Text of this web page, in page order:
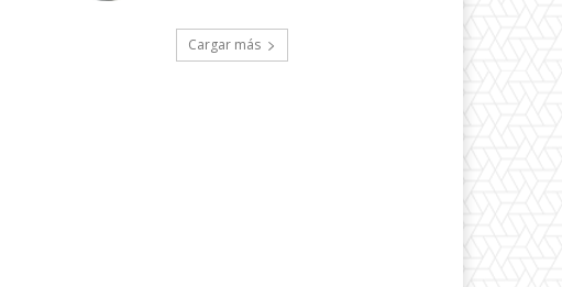
Cargar más